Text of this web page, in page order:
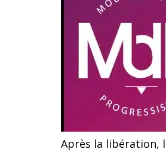
Après la libération,